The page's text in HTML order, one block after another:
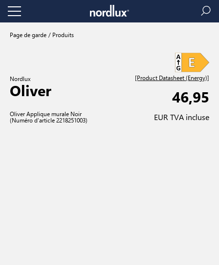
Page de garde Produits
Nordlux
Oliver
Oliver Applique murale Noir
(Numéro d’article 2218251003)
[Product Datasheet (Energy)]
46,95
EUR TVA incluse